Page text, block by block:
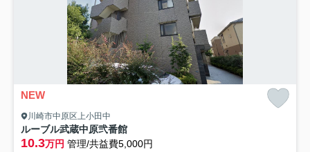
NEW
川崎市中原区上小田中
ルーブル武蔵中原弐番館
10.3万円 管理/共益費5,000円